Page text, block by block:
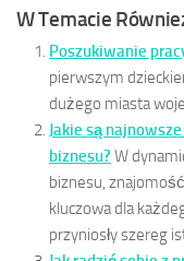
W Temacie
Poszukiwanie
pierwszym
dużego miasta
Jakie są
biznesu? W
biznesu,
kluczowa dla
przyniosły szereg